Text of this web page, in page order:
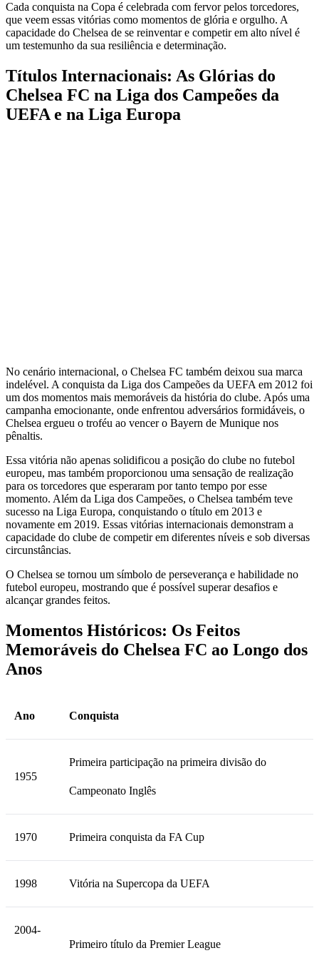
Cada conquista na Copa é celebrada com fervor pelos torcedores,
que veem essas vitórias como momentos de glória e orgulho. A
capacidade do Chelsea de se reinventar e competir em alto nível é
um testemunho da sua resiliência e determinação.
Títulos Internacionais: As Glórias do
Chelsea FC na Liga dos Campeões da
UEFA e na Liga Europa
No cenário internacional, o Chelsea FC também deixou sua marca
indelével. A conquista da Liga dos Campeões da UEFA em 2012 foi
um dos momentos mais memoráveis da história do clube. Após uma
campanha emocionante, onde enfrentou adversários formidáveis, o
Chelsea ergueu o troféu ao vencer o Bayern de Munique nos
pênaltis.
Essa vitória não apenas solidificou a posição do clube no futebol
europeu, mas também proporcionou uma sensação de realização
para os torcedores que esperaram por tanto tempo por esse
momento. Além da Liga dos Campeões, o Chelsea também teve
sucesso na Liga Europa, conquistando o título em 2013 e
novamente em 2019. Essas vitórias internacionais demonstram a
capacidade do clube de competir em diferentes níveis e sob diversas
circunstâncias.
O Chelsea se tornou um símbolo de perseverança e habilidade no
futebol europeu, mostrando que é possível superar desafios e
alcançar grandes feitos.
Momentos Históricos: Os Feitos
Memoráveis do Chelsea FC ao Longo dos
Anos
Ano Conquista
1955
Primeira participação na primeira divisão do
Campeonato Inglês
1970 Primeira conquista da FA Cup
1998 Vitória na Supercopa da UEFA
2004-
Primeiro título da Premier League